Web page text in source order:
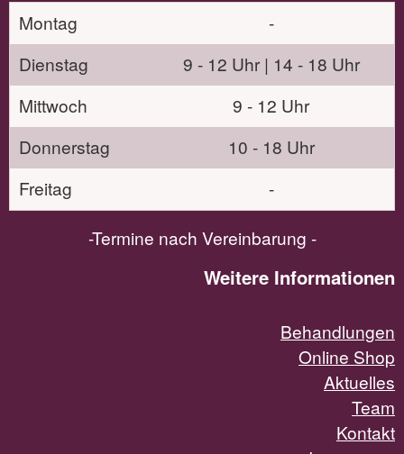
Montag
-
Dienstag
9 - 12 Uhr | 14 - 18 Uhr
Mittwoch
9 - 12 Uhr
Donnerstag
10 - 18 Uhr
Freitag
-
-Termine nach Vereinbarung -
Weitere Informationen
Behandlungen
Online Shop
Aktuelles
Team
Kontakt